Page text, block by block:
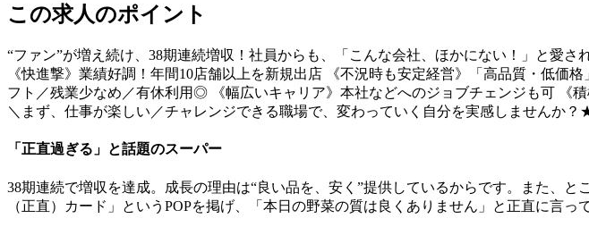
この求人のポイント
“ファン”が増え続け、38期連続増収！社員からも、「こんな会社、ほかにない！」と愛さ
《快進撃》業績好調！年間10店舗以上を新規出店
《不況時も安定経営》「高品質・低価
フト／残業少なめ／有休利用◎
《幅広いキャリア》本社などへのジョブチェンジも可
《
＼まず、仕事が楽しい／チャレンジできる職場で、変わっていく自分を実感しませんか
「正直過ぎる」と話題のスーパー
38期連続で増収を達成。成長の理由は“良い品を、安く”提供しているからです。また、
（正直）カード」というPOPを掲げ、「本日の野菜の質は良くありません」と正直に言っ